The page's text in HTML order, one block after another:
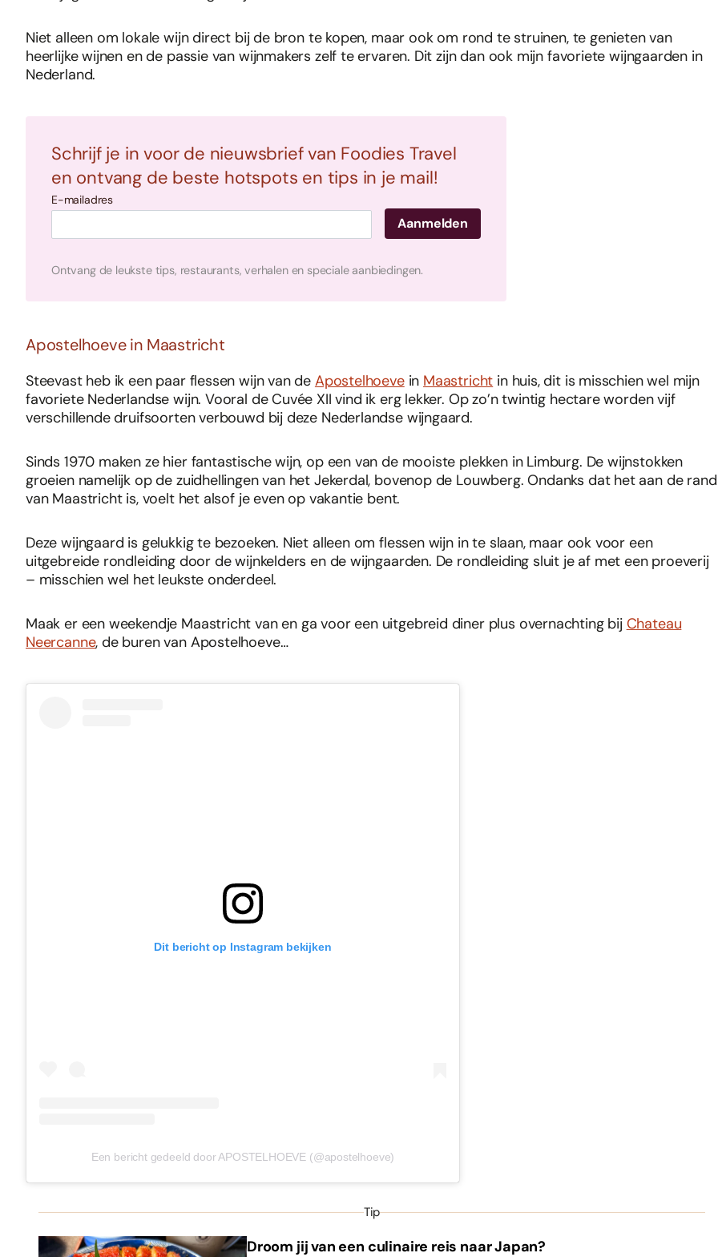
Niet alleen om lokale wijn direct bij de bron te kopen, maar ook om rond te struinen, te genieten van
heerlijke wijnen en de passie van wijnmakers zelf te ervaren. Dit zijn dan ook mijn favoriete wijngaarden in
Nederland.
Schrijf je in voor de nieuwsbrief van Foodies Travel
en ontvang de beste hotspots en tips in je mail!
E-mailadres
Ontvang de leukste tips, restaurants, verhalen en speciale aanbiedingen.
Apostelhoeve in Maastricht
Steevast heb ik een paar flessen wijn van de Apostelhoevein Maastricht in huis, dit is misschien wel mijn
favoriete Nederlandse wijn. Vooral de Cuvée XII vind ik erg lekker. Op zo’n twintig hectare worden vijf
verschillende druifsoorten verbouwd bij deze Nederlandse wijngaard.
Sinds 1970 maken ze hier fantastische wijn, op een van de mooiste plekken in Limburg. De wijnstokken
groeien namelijk op de zuidhellingen van het Jekerdal, bovenop de Louwberg. Ondanks dat het aan de rand
van Maastricht is, voelt het alsof je even op vakantie bent.
Deze wijngaard is gelukkig te bezoeken. Niet alleen om flessen wijn in te slaan, maar ook voor een
uitgebreide rondleiding door de wijnkelders en de wijngaarden. De rondleiding sluit je af met een proeverij
– misschien wel het leukste onderdeel.
Maak er een weekendje Maastricht van en ga voor een uitgebreid diner plus overnachting bij Chateau
Neercanne, de buren van Apostelhoeve…
Dit bericht op Instagram bekijken
Een bericht gedeeld door APOSTELHOEVE (@apostelhoeve)
Tip
Droom jij van een culinaire reis naar Japan?